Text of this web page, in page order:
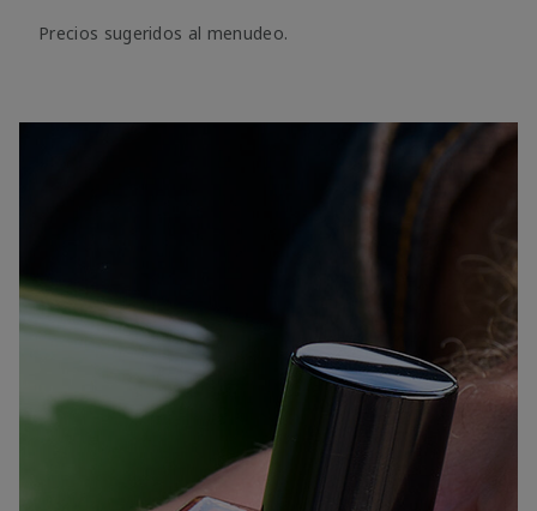
Precios sugeridos al menudeo.